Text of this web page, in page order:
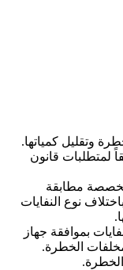
لمتطلبات قانون
مطابقة
نوع النفايات
بموافقة جهاز
الخطرة.